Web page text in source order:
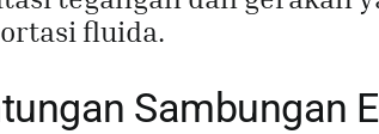
fluida.
Sambungan